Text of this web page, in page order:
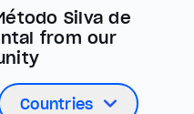
Silva de
from our
Countries